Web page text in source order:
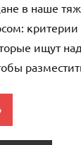
в наше
ищут